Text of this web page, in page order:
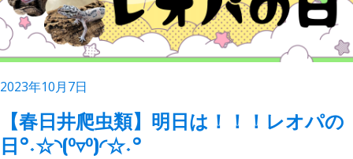
2023年10月7日
【春日井爬虫類】明日は！！！レオパの
日°˖☆◝(⁰▿⁰)◜☆˖°